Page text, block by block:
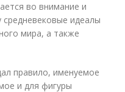
во внимание и
идеалы
мира, а также
правило, именуемое
и для фигуры